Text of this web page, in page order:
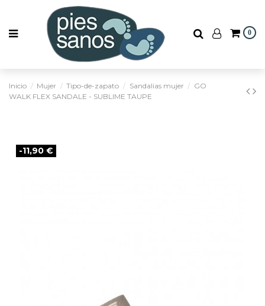
0
Inicio Mujer Tipo-de-zapato Sandalias mujer
GO
WALK FLEX SANDALE - SUBLIME TAUPE
-11,90 €